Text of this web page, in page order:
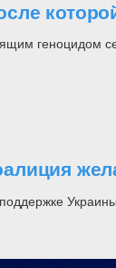
геноцидом